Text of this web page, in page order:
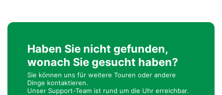
Haben Sie nicht gefunden,
wonach Sie gesucht haben?
Sie können uns für weitere Touren oder andere
Dinge kontaktieren.
Unser Support-Team ist rund um die Uhr erreichbar.